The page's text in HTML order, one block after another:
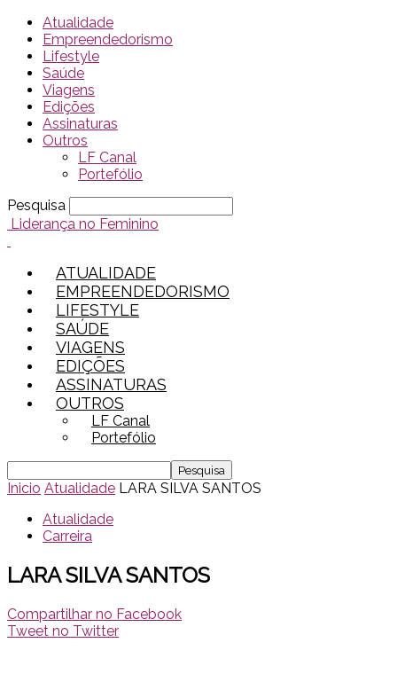
Atualidade
Empreendedorismo
Lifestyle
Saúde
Viagens
Edições
Assinaturas
Outros
LF Canal
Portefólio
Pesquisa
Liderança no Feminino
ATUALIDADE
EMPREENDEDORISMO
LIFESTYLE
SAÚDE
VIAGENS
EDIÇÕES
ASSINATURAS
OUTROS
LF Canal
Portefólio
Inicio Atualidade LARA SILVA SANTOS
Atualidade
Carreira
LARA SILVA SANTOS
Compartilhar no Facebook
Tweet no Twitter